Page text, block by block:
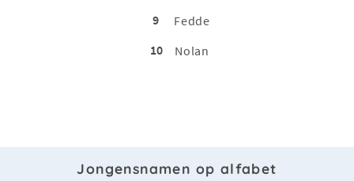
9
Fedde
10
Nolan
Jongensnamen op alfabet